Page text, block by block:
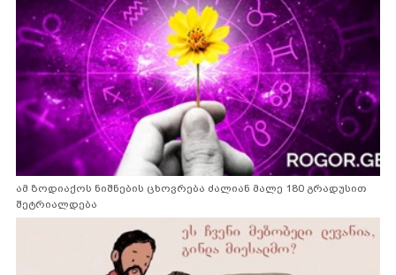
ამ ზოდიაქოს ნიშნების ცხოვრება ძალიან მალე 180 გრადუსით
შეტრიალდება